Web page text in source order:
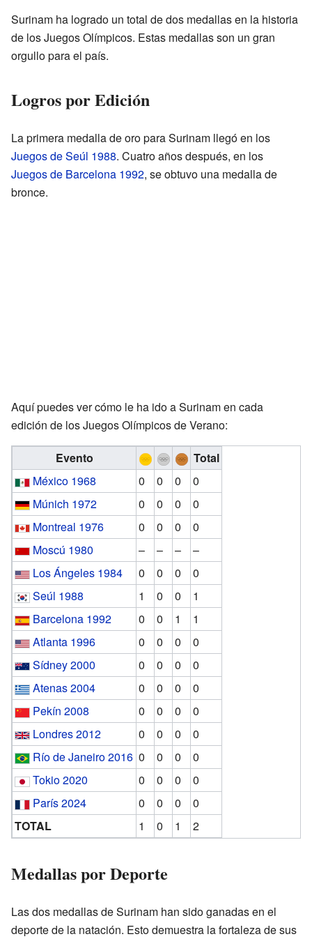
Surinam ha logrado un total de dos medallas en la historia
de los Juegos Olímpicos. Estas medallas son un gran
orgullo para el país.
Logros por Edición
La primera medalla de oro para Surinam llegó en los
Juegos de Seúl 1988. Cuatro años después, en los
Juegos de Barcelona 1992, se obtuvo una medalla de
bronce.
Aquí puedes ver cómo le ha ido a Surinam en cada
edición de los Juegos Olímpicos de Verano:
Evento
Total
México 1968
0 0 0
0
Múnich 1972
0 0 0
0
Montreal 1976
0 0 0
0
Moscú 1980
– – –
–
Los Ángeles 1984
0 0 0
0
Seúl 1988
1 0 0
1
Barcelona 1992
0 0 1
1
Atlanta 1996
0 0 0
0
Sídney 2000
0 0 0
0
Atenas 2004
0 0 0
0
Pekín 2008
0 0 0
0
Londres 2012
0 0 0
0
Río de Janeiro 2016 0 0 0
0
Tokio 2020
0 0 0
0
París 2024
0 0 0
0
TOTAL
1 0 1 2
Medallas por Deporte
Las dos medallas de Surinam han sido ganadas en el
deporte de la natación. Esto demuestra la fortaleza de sus